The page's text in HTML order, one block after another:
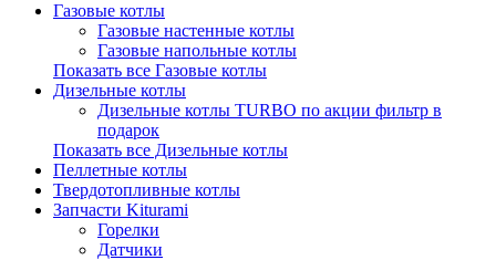
Газовые котлы
Газовые настенные котлы
Газовые напольные котлы
Показать все Газовые котлы
Дизельные котлы
Дизельные котлы TURBO по акции фильтр в
подарок
Показать все Дизельные котлы
Пеллетные котлы
Твердотопливные котлы
Запчасти Kiturami
Горелки
Датчики